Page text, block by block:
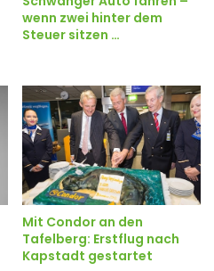
wenn zwei hinter dem
Steuer sitzen …
Mit Condor an den
Tafelberg: Erstflug nach
Kapstadt gestartet